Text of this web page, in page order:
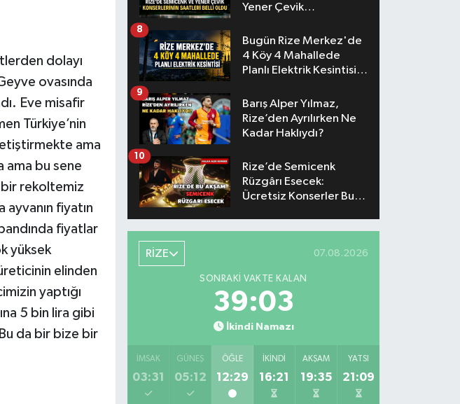
dolayı
ovasında
Eve misafir
Türkiye’nin
ama
ama bu sene
bir rekoltemiz
fiyatın
fiyatlar
yüksek
elinden
yaptığı
5 bin lira gibi
da bir bize bir
Yener Çevik
Belli Oldu
Bugün Rize Merkez'de
4 Köy 4 Mahallede
Planlı Elektrik Kesintisi
8
Barış Alper Yılmaz,
Rize’den Ayrılırken Ne
Kadar Haklıydı?
9
Rize’de Semicenk
Rüzgârı Esecek:
Ücretsiz Konserler Bu
10
RİZE 07.08.2026
SONRAKI VAKTE KALAN
39:02
İkindi Namazı
İMSAK
03:31
GÜNEŞ
05:12
ÖĞLE
12:29
İKINDI
16:21
AKŞAM
19:35
YATSI
21:09